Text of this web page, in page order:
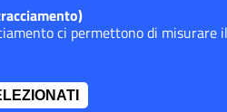
ci permettono di